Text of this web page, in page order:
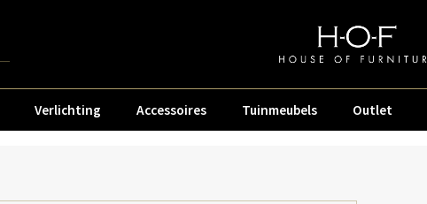
Verlichting Accessoires Tuinmeubels Outlet